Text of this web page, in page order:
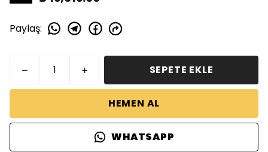
Paylaş:
SEPETE EKLE
HEMEN AL
WHATSAPP